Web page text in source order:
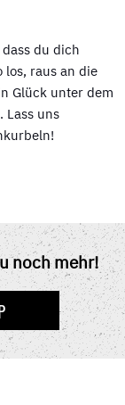
du dich
los, raus an die
Glück unter dem
Lass uns
noch mehr!